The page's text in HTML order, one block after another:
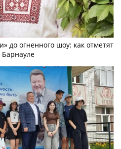
до огненного шоу: как отметят